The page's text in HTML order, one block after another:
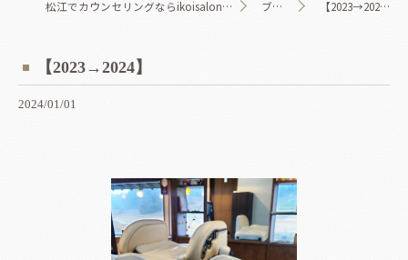
松江でカウンセリングならikoisalon melo ブログ 【2023→2024】
【2023→2024】
2024/01/01